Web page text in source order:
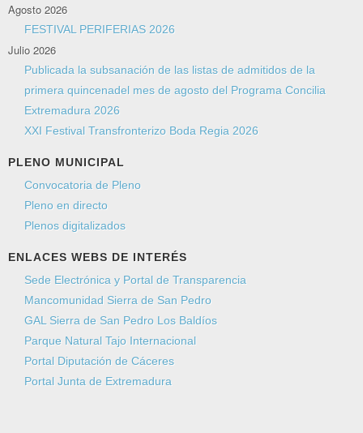
Agosto 2026
FESTIVAL PERIFERIAS 2026
Julio 2026
Publicada la subsanación de las listas de admitidos de la
primera quincenadel mes de agosto del Programa Concilia
Extremadura 2026
XXI Festival Transfronterizo Boda Regia 2026
PLENO MUNICIPAL
Convocatoria de Pleno
Pleno en directo
Plenos digitalizados
ENLACES WEBS DE INTERÉS
Sede Electrónica y Portal de Transparencia
Mancomunidad Sierra de San Pedro
GAL Sierra de San Pedro Los Baldíos
Parque Natural Tajo Internacional
Portal Diputación de Cáceres
Portal Junta de Extremadura